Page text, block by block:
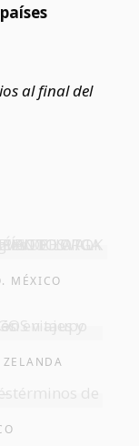
al final del
MÉXICO
ZELANDA